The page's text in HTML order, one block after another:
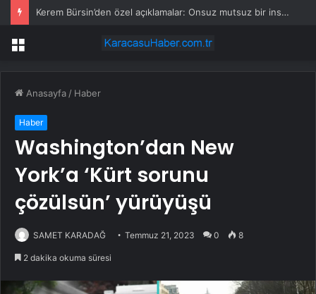
Kerem Bürsin’den özel açıklamalar: Onsuz mutsuz bir insana dönüşüyorum
Menü
Anasayfa / Haber
Haber
Washington’dan New
York’a ‘Kürt sorunu
çözülsün’ yürüyüşü
SAMET KARADAĞ Temmuz 21, 2023 0 8
2 dakika okuma süresi